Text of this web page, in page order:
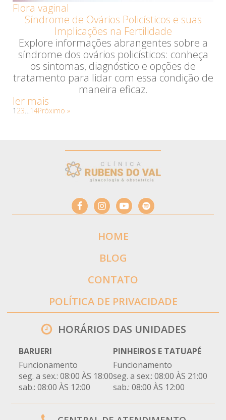
Flora vaginal
Síndrome de Ovários Policísticos e suas
Implicações na Fertilidade
Explore informações abrangentes sobre a
síndrome dos ovários policísticos: conheça
os sintomas, diagnóstico e opções de
tratamento para lidar com essa condição de
maneira eficaz.
ler mais
1 23…14Próximo »
HOME
BLOG
CONTATO
POLÍTICA DE PRIVACIDADE
HORÁRIOS DAS UNIDADES
BARUERI
Funcionamento
seg. a sex.: 08:00 ÀS 18:00
sab.: 08:00 ÀS 12:00
PINHEIROS E TATUAPÉ
Funcionamento
seg. a sex.: 08:00 ÀS 21:00
sab.: 08:00 ÀS 12:00